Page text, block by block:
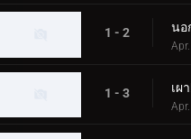
1 - 2 นอ
1 - 3 เผ